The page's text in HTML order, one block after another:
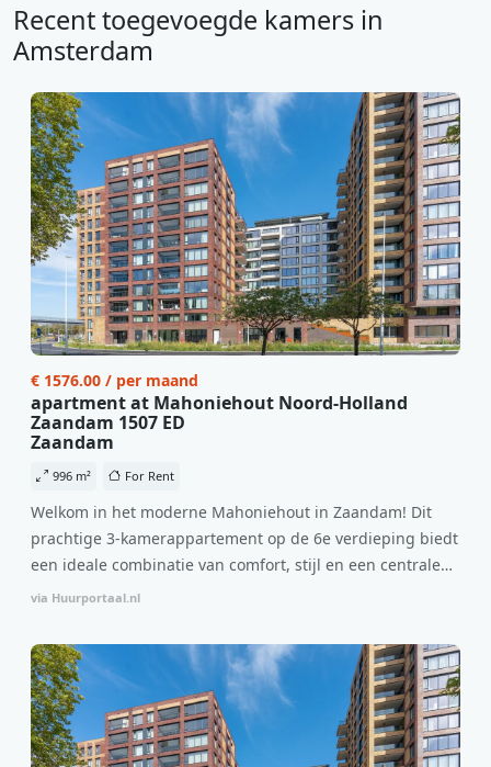
Recent toegevoegde kamers in
Amsterdam
€ 1576.00 / per maand
apartment at Mahoniehout Noord-Holland
Zaandam 1507 ED
Zaandam
996 m² For Rent
Welkom in het moderne Mahoniehout in Zaandam! Dit
prachtige 3-kamerappartement op de 6e verdieping biedt
een ideale combinatie van comfort, stijl en een centrale
locatie. Met een huurprijs van €1.576 per maand
per maand is dit een geweldige kans voor professionals
die op zoek zijn naar een woning die direct beschikbaar is
vanaf 1 april 2026. Bij binnenkomst word je verwelkomd
in een ruime woonkamer met open keuken, samen goed
voor 44 m² aan leefruimte. De lichte woonkamer biedt
via Huurportaal.nl